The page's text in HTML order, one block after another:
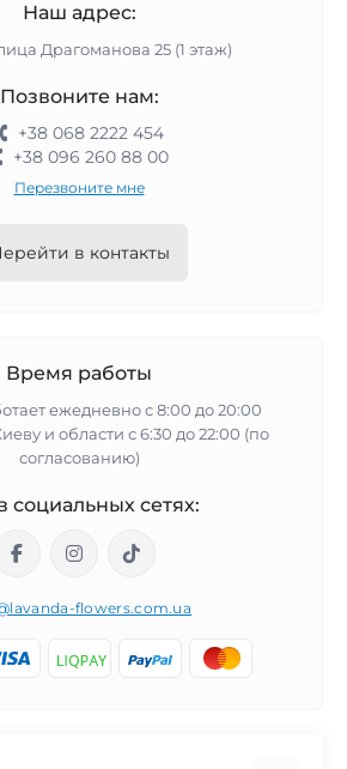
Наш адрес:
Драгоманова 25 (1 этаж)
Позвоните нам:
+38 068 2222 454
+38 096 260 88 00
Перезвоните мне
в контакты
Время работы
ежедневно с 8:00 до 20:00
и области с 6:30 до 22:00 (по
согласованию)
социальных сетях:
flowers.com.ua